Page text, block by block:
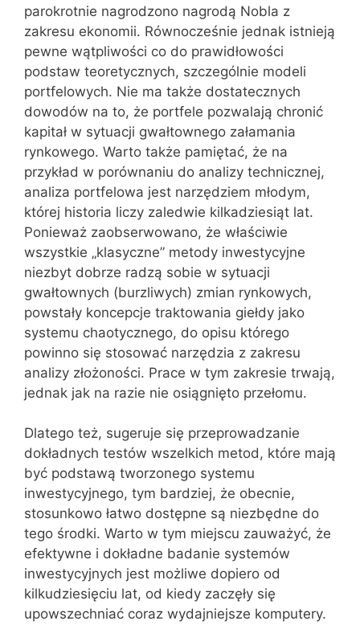
parokrotnie nagrodzono nagrodą Nobla z
zakresu ekonomii. Równocześnie jednak istnieją
pewne wątpliwości co do prawidłowości
podstaw teoretycznych, szczególnie modeli
portfelowych. Nie ma także dostatecznych
dowodów na to, że portfele pozwalają chronić
kapitał w sytuacji gwałtownego załamania
rynkowego. Warto także pamiętać, że na
przykład w porównaniu do analizy technicznej,
analiza portfelowa jest narzędziem młodym,
której historia liczy zaledwie kilkadziesiąt lat.
Ponieważ zaobserwowano, że właściwie
wszystkie „klasyczne” metody inwestycyjne
niezbyt dobrze radzą sobie w sytuacji
gwałtownych (burzliwych) zmian rynkowych,
powstały koncepcje traktowania giełdy jako
systemu chaotycznego, do opisu którego
powinno się stosować narzędzia z zakresu
analizy złożoności. Prace w tym zakresie trwają,
jednak jak na razie nie osiągnięto przełomu.
Dlatego też, sugeruje się przeprowadzanie
dokładnych testów wszelkich metod, które mają
być podstawą tworzonego systemu
inwestycyjnego, tym bardziej, że obecnie,
stosunkowo łatwo dostępne są niezbędne do
tego środki. Warto w tym miejscu zauważyć, że
efektywne i dokładne badanie systemów
inwestycyjnych jest możliwe dopiero od
kilkudziesięciu lat, od kiedy zaczęły się
upowszechniać coraz wydajniejsze komputery.